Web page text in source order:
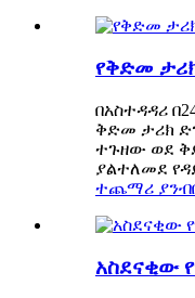
የቅድመ
በአስተዳዳሪ
ቅድመ ታሪክ
ተጉዘው ወደ
ያልተለመደ
ተጨማሪ
አስደናቂው